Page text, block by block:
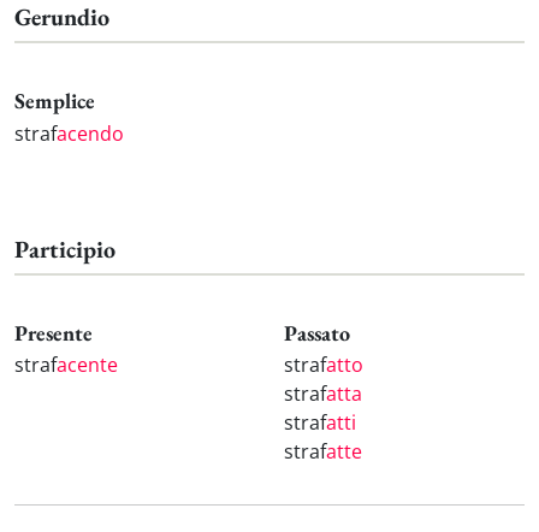
Gerundio
Semplice
strafacendo
Participio
Presente
strafacente
Passato
strafatto
strafatta
strafatti
strafatte